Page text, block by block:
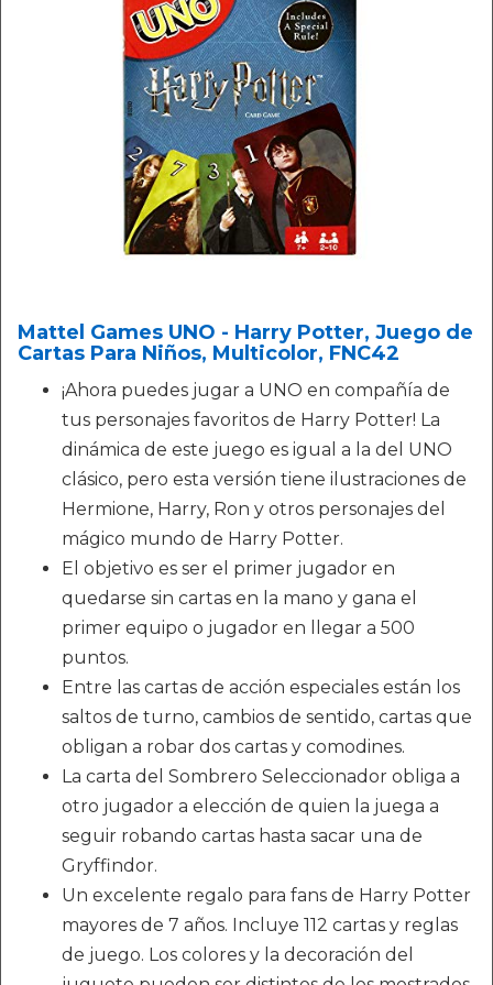
Mattel Games UNO - Harry Potter, Juego de
Cartas Para Niños, Multicolor, FNC42
¡Ahora puedes jugar a UNO en compañía de
tus personajes favoritos de Harry Potter! La
dinámica de este juego es igual a la del UNO
clásico, pero esta versión tiene ilustraciones de
Hermione, Harry, Ron y otros personajes del
mágico mundo de Harry Potter.
El objetivo es ser el primer jugador en
quedarse sin cartas en la mano y gana el
primer equipo o jugador en llegar a 500
puntos.
Entre las cartas de acción especiales están los
saltos de turno, cambios de sentido, cartas que
obligan a robar dos cartas y comodines.
La carta del Sombrero Seleccionador obliga a
otro jugador a elección de quien la juega a
seguir robando cartas hasta sacar una de
Gryffindor.
Un excelente regalo para fans de Harry Potter
mayores de 7 años. Incluye 112 cartas y reglas
de juego. Los colores y la decoración del